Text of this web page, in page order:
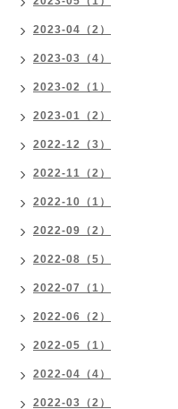
2023-04（2）
2023-03（4）
2023-02（1）
2023-01（2）
2022-12（3）
2022-11（2）
2022-10（1）
2022-09（2）
2022-08（5）
2022-07（1）
2022-06（2）
2022-05（1）
2022-04（4）
2022-03（2）